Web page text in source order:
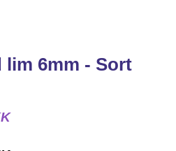
lim 6mm - Sort